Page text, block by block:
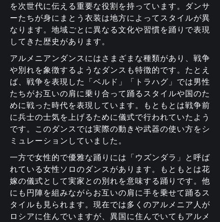
を次世代に伝える重要な役割を持っています。ダンサ
ーたちが身にまとう衣装は地方によってスタイルが異
なります。地域ごとに異なる文化や習慣を踊りで表現
してきた歴史があります。
アルメニアンダンスにはさまざまな種類があり、戦争
や別れを象徴するようなダンスも特徴的です。たとえ
ば、戦争を表現した「ベルド」「トラハグ」では男性
たちがお互いの肩に乗り合って踊るスタイルや国のた
めに戦った時代を表現しています。もともとは戦争前
に兵士の士気を上げるために儀式で行われていたよう
です。このダンスでは実際の動きや武器の使い方をシ
ミュレーションしていました。
一方で女性的で優雅な踊りには「ウズンダラ」と呼ば
れている女性ソロのダンスがあります。もともとは花
嫁の儀式として実家との別れを意味する踊りです。他
にも円陣を組みながらお互いの肩に手を乗せて踊るス
タイルも見られます。現在では多くのアルメニア人が
ロシアに住んでいますが、異国に住んでいてもアルメ